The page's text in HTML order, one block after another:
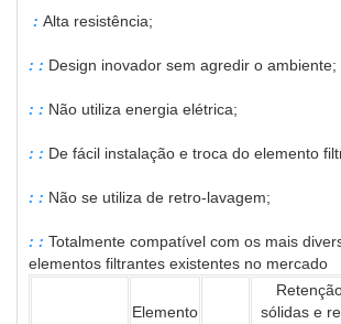
: Alta resistência;
: : Design inovador sem agredir o ambiente;
: : Não utiliza energia elétrica;
: : De fácil instalação e troca do elemento
: : Não se utiliza de retro-lavagem;
: : Totalmente compatível com os mais
elementos filtrantes existentes no mercado
Elemento
sólidas e